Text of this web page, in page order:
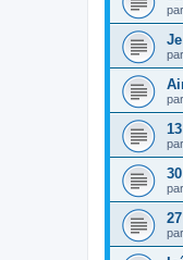
par
par
par
par
par
par